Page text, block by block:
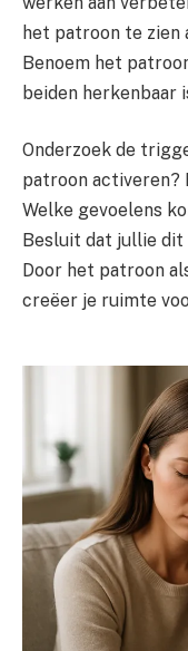
het patroon te zien
Benoem het
beiden herkenbaar
Onderzoek de
patroon activeren?
Welke gevoelens
Besluit dat jullie
Door het patroon
creëer je ruimte